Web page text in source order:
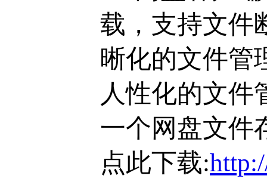
载，支持文件
晰化的文件管
人性化的文件
一个网盘文件
点此下载: